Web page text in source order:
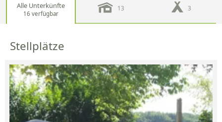
Alle Unterkünfte
16 verfügbar
13 3
Stellplätze